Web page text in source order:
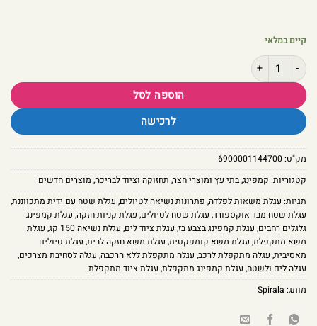
קיים במלאי
כמות של עגלת שטח מתקפלת רב-תכליתית - עגלת משא חזקה מבד אוקספורד
הוספה לסל
לרכישה
מק"ט:6900001144700
קטגוריות: קמפינג,בתי עץ ומוצרי חצר, תחזוקה וציוד לבריכה, מוצרים חדשים
תגיות: עגלת משאות לפלדה, פתרונות נשיאה לטיולים, עגלת שטח עם ידית מתכווננת,
עגלת שטח מבד אוקספורד, עגלת שטח לטיולים, עגלת קניות חזקה, עגלת קמפינג
גלגלים רחבים, עגלת קמפינג בצבע בז, עגלת ציוד לים, עגלת נשיאה 150 קג , עגלת
משא מתקפלת, עגלת משא קומפקטית, עגלת משא חזקה לבית, עגלת טיולים
מאסיבית, עגלה מתקפלת לרכב, עגלה מתקפלת ללא הרכבה, עגלה לסחיבת מצרכים,
עגלה לים ולשטח, עגלת קמפינג מתקפלת, עגלת ציוד מתקפלת
מותג: Spirala